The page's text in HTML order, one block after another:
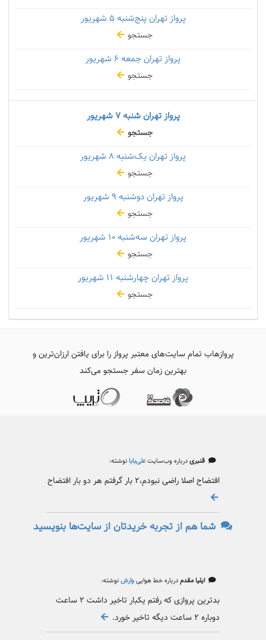
پرواز تهران پنج‌شنبه۵ شهریور
جستجو
پرواز تهران جمعه
جستجو
پرواز تهران شنبه۷ شهریور
جستجو
پرواز تهران یک‌شنبه
جستجو
پرواز تهران دوشنبه
جستجو
پرواز تهران سه‌شنبه
جستجو
پرواز تهران چهارشنبه
جستجو
پروازهاب تمام سایت‌های معتبر پرواز را برای یافتن ارزان‌ترین و
بهترین زمان سفر جستجو می‌کند
قنبریدرباره وب‌سایتعلی‌بابانوشته:
افتضاح اصلا راضی نبودم،۲ بار گرفتم هر دو بار افتضاح
شما هم از تجربه خریدتان از سایت‌ها بنویسید
ایلیا مقدمدرباره خط هواییوارشنوشته:
بدترین پروازی که رفتم یکبار تاخیر داشت ۲ ساعت
دوباره ۲ ساعت دیگه تاخیر خورد.